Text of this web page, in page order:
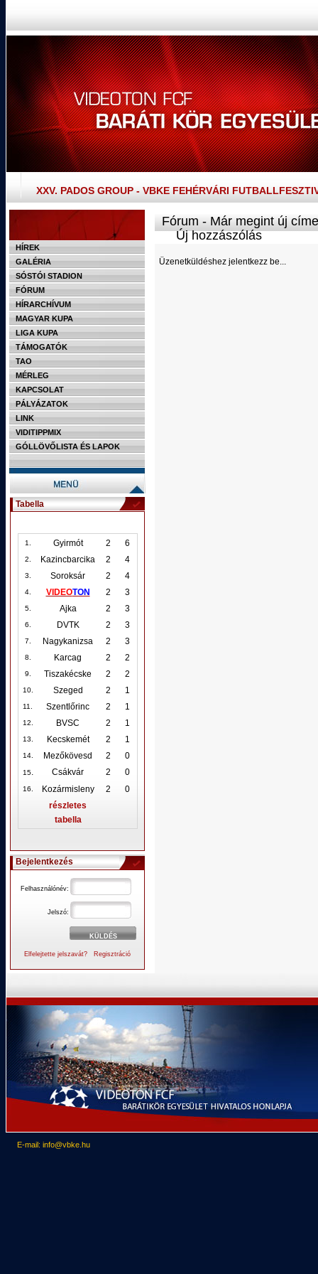
XXV. PADOS GROUP - VBKE FEHÉRVÁRI
HÍREK
GALÉRIA
SÓSTÓI STADION
FÓRUM
HÍRARCHÍVUM
MAGYAR KUPA
LIGA KUPA
TÁMOGATÓK
TAO
MÉRLEG
KAPCSOLAT
PÁLYÁZATOK
LINK
VIDITIPPMIX
GÓLLÖVŐLISTA ÉS LAPOK
Tabella
1. Gyirmót 2 6
2. Kazincbarcika 2 4
3. Soroksár 2 4
4. VIDEOTON 2 3
5. Ajka 2 3
6. DVTK 2 3
7. Nagykanizsa 2 3
8. Karcag 2 2
9. Tiszakécske 2 2
10. Szeged 2 1
11. Szentlőrinc 2 1
12. BVSC 2 1
13. Kecskemét 2 1
14. Mezőkövesd 2 0
15. Csákvár 2 0
16. Kozármisleny 2
0
részletes
tabella
Bejelentkezés
Felhasználónév:
Jelszó:
Elfelejtette jelszavát? Regisztráció
Fórum - Már megint új
Új hozzászólás
Üzenetküldéshez jelentkezz be...
E-mail: info@vbke.hu